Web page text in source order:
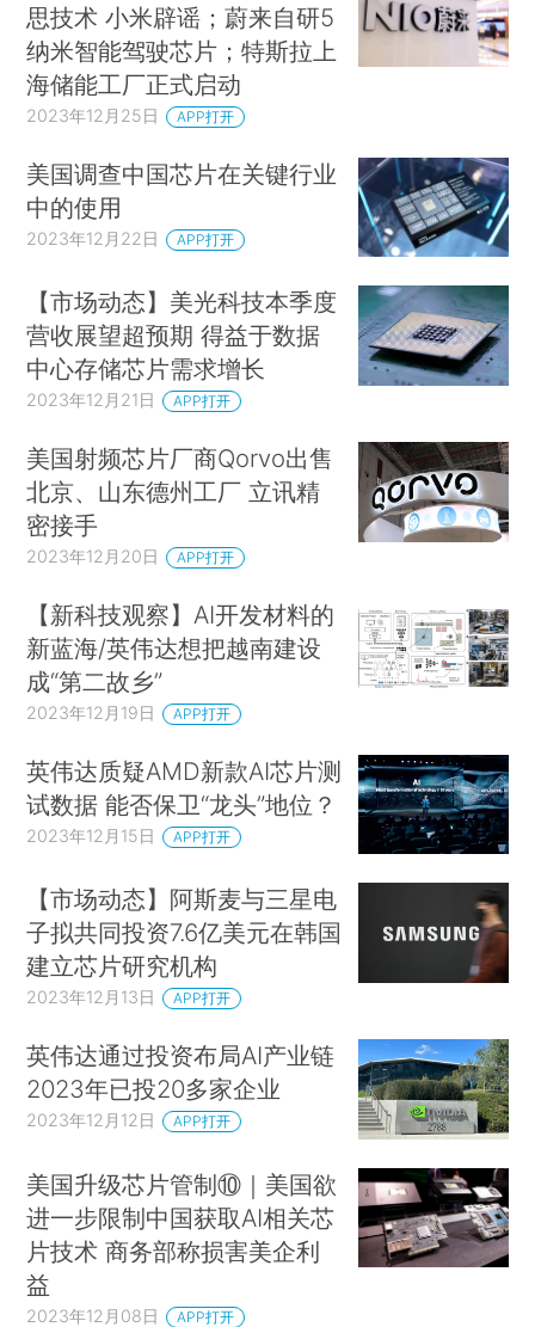
思技术 小米辟谣；蔚来自研5
纳米智能驾驶芯片；特斯拉上
海储能工厂正式启动
2023年12月25日 APP打开
美国调查中国芯片在关键行业
中的使用
2023年12月22日 APP打开
【市场动态】美光科技本季度
营收展望超预期 得益于数据
中心存储芯片需求增长
2023年12月21日 APP打开
美国射频芯片厂商Qorvo出售
北京、山东德州工厂 立讯精
密接手
2023年12月20日 APP打开
【新科技观察】AI开发材料的
新蓝海/英伟达想把越南建设
成“第二故乡”
2023年12月19日 APP打开
英伟达质疑AMD新款AI芯片测
试数据 能否保卫“龙头”地位？
2023年12月15日 APP打开
【市场动态】阿斯麦与三星电
子拟共同投资7.6亿美元在韩国
建立芯片研究机构
2023年12月13日 APP打开
英伟达通过投资布局AI产业链
2023年已投20多家企业
2023年12月12日 APP打开
美国升级芯片管制⑩｜美国欲
进一步限制中国获取AI相关芯
片技术 商务部称损害美企利
益
2023年12月08日 APP打开